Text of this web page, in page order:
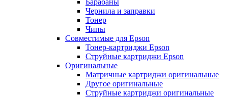
Барабаны
Чернила и заправки
Тонер
Чипы
Совместимые для Epson
Тонер-картриджи Epson
Струйные картриджи Epson
Оригинальные
Матричные картриджи оригинальные
Другое оригинальные
Струйные картриджи оригинальные